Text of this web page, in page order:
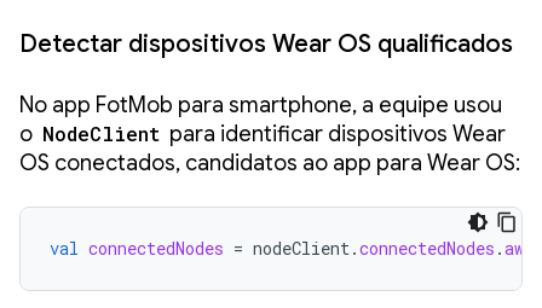
Detectar dispositivos Wear OS qualificados
No app FotMob para smartphone, a equipe usou
o NodeClient para identificar dispositivos Wear
OS conectados, candidatos ao app para Wear OS:
val connectedNodes = nodeClient.connectedNodes .